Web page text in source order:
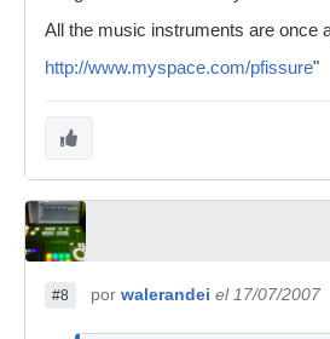
All the music instruments are once
http://www.myspace.com/pfissure"
#8 por walerandei el 17/07/2007